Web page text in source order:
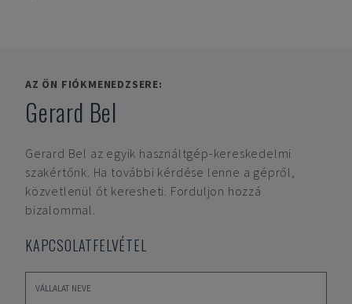
AZ ÖN FIÓKMENEDZSERE:
Gerard Bel
Gerard Bel az egyik használtgép-kereskedelmi
szakértőnk. Ha további kérdése lenne a gépről,
közvetlenül őt keresheti. Forduljon hozzá
bizalommal.
KAPCSOLATFELVÉTEL